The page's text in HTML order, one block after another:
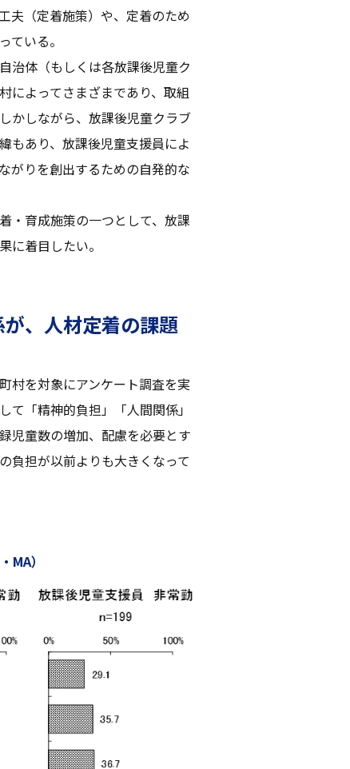
夫（定着施策）や、定着のため
ている。
治体（もしくは各放課後児童ク
によってさまざまであり、取組
かしながら、放課後児童クラブ
もあり、放課後児童支援員によ
がりを創出するための自発的な
・育成施策の一つとして、放課
に着目したい。
、人材定着の課題
村を対象にアンケート調査を実
「精神的負担」「人間関係」
児童数の増加、配慮を必要とす
負担が以前よりも大きくなって
・MA）